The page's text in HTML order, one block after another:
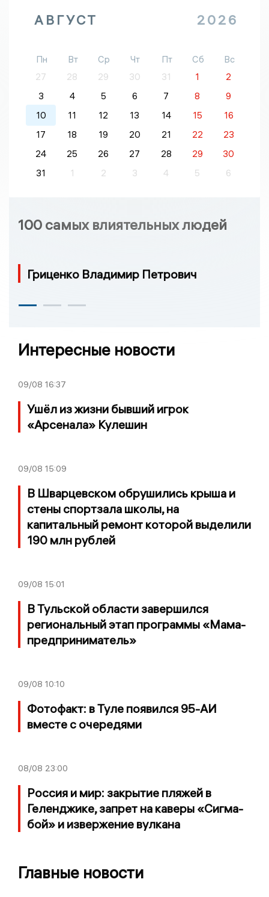
АВГУСТ 2026
Пн Вт Ср Чт Пт Сб
Вс
27
28 29 30 31 1
2
3
4 5 6 7 8
9
10
11 12 13 14 15
16
17
18 19 20 21 22
23
24
25 26 27 28 29
30
31
1 2 3 4 5 6
100 самых влиятельных людей
Гриценко Владимир Петрович
Интересные новости
09/08 16:37
Ушёл из жизни бывший игрок
«Арсенала» Кулешин
09/08 15:09
В Шварцевском обрушились крыша и
стены спортзала школы, на
капитальный ремонт которой выделили
190 млн рублей
09/08 15:01
В Тульской области завершился
региональный этап программы «Мама-
предприниматель»
09/08 10:10
Фотофакт: в Туле появился 95-АИ
вместе с очередями
08/08 23:00
Россия и мир: закрытие пляжей в
Геленджике, запрет на каверы «Сигма-
бой» и извержение вулкана
Главные новости